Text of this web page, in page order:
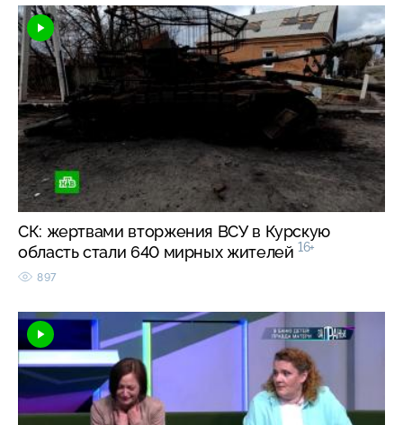
СК: жертвами вторжения ВСУ в Курскую
область стали 640 мирных жителей 16+
897